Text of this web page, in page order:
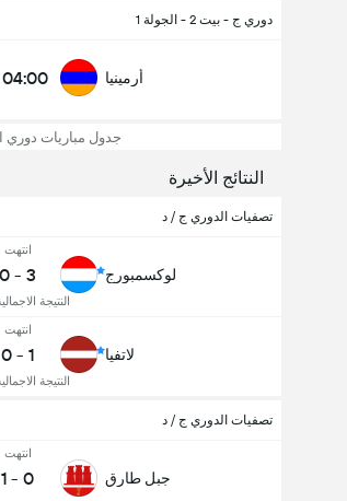
دوري ج - بيت 2 - الجولة 1
أرمينيا 04:00 م
جدول مباريات دوري
النتائج الأخيرة
تصفيات الدوري ج / د
لوكسمبورج
انتهت
3
-
0
النتيجة الاجمالية
لاتفيا
انتهت
1
-
0
النتيجة الاجمالية
تصفيات الدوري ج / د
جبل طارق
انتهت
0
-
1
عدد الاهداف (2.5)
إجمالي عدد المصوتين 2,098